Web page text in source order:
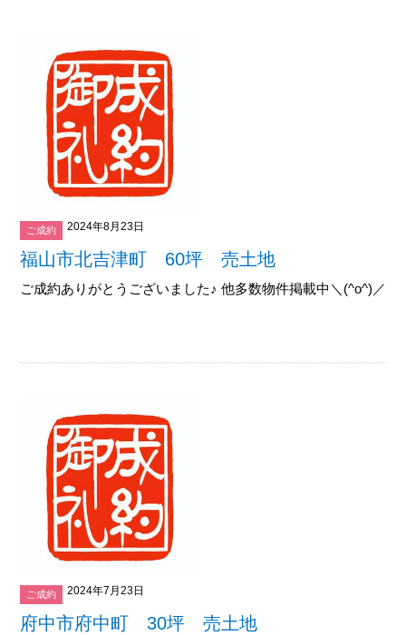
ご成約 2024年8月23日
福山市北吉津町 60坪 売土地
ご成約ありがとうございました♪ 他多数物件掲載中＼(^o^)／
ご成約 2024年7月23日
府中市府中町 30坪 売土地